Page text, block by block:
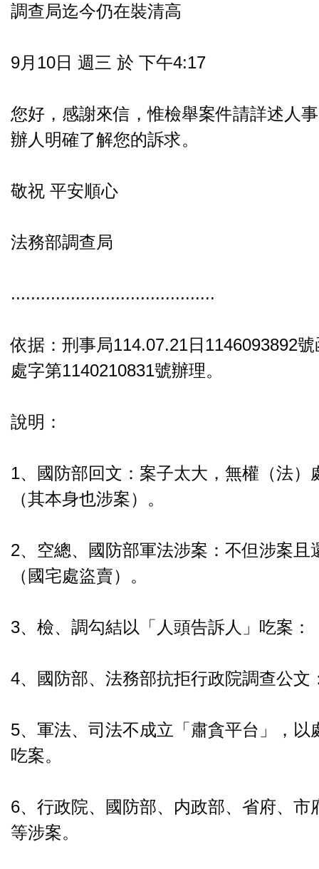
調查局迄今仍在裝清高
9月10日 週三 於 下午4:17
您好，感謝來信，惟檢舉案件請詳述人
辦人明確了解您的訴求。
敬祝 平安順心
法務部調查局
.........................................
依据：刑事局114.07.21日1146093892
處字第1140210831號辦理。
說明：
1、國防部回文：案子太大，無權（法）
（其本身也涉案）。
2、空總、國防部軍法涉案：不但涉案且
（國宅處盜賣）。
3、檢、調勾結以「人頭告訴人」吃案：
4、國防部、法務部抗拒行政院調查公文
5、軍法、司法不成立「肅貪平台」，以
吃案。
6、行政院、國防部、内政部、省府、市
等涉案。